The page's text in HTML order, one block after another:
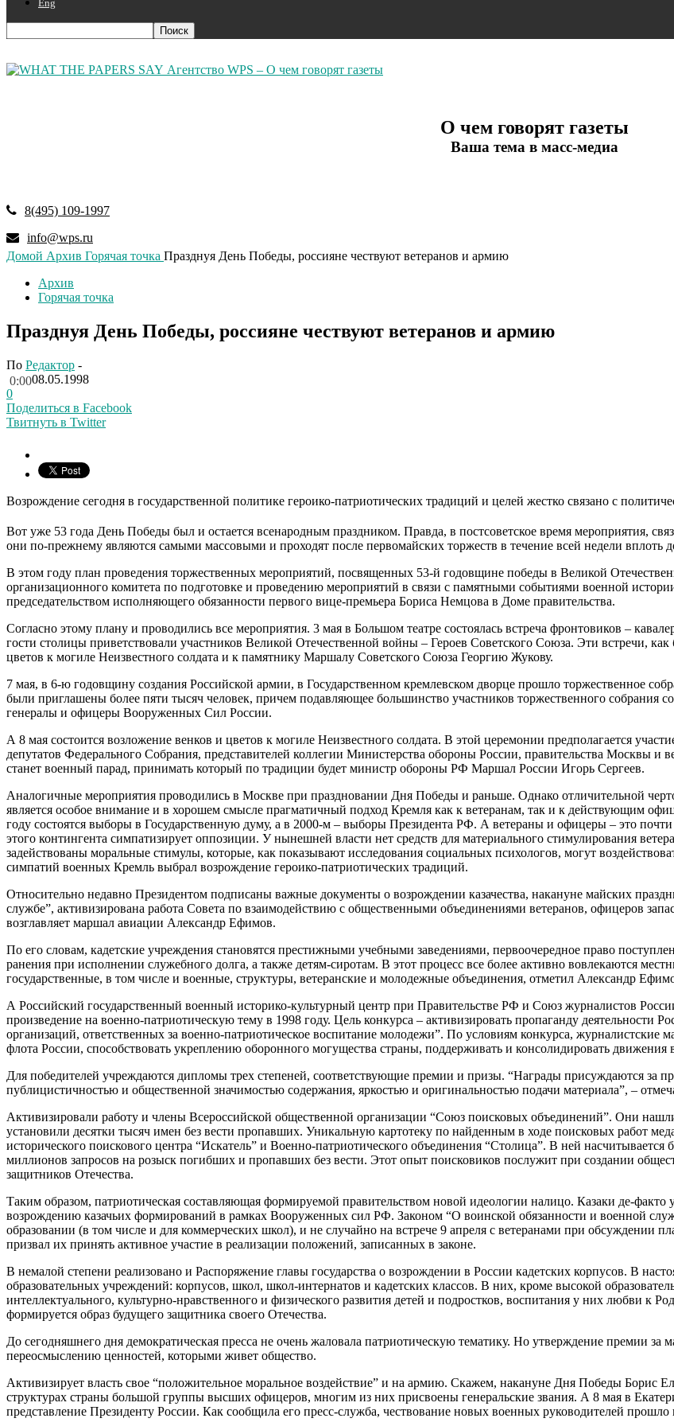
Eng
Агентство WPS – О чем говорят газеты
О чем говорят газеты
Ваша тема в масс-медиа
8(495) 109-1997
info@wps.ru
Домой Архив Горячая точка Празднуя День Победы, россияне чествуют ветеранов и армию
Архив
Горячая точка
Празднуя День Победы, россияне чествуют ветеранов и армию
По Редактор -
08.05.1998
0:00
0
Поделиться в Facebook
Твитнуть в Twitter
Возрождение сегодня в государственной политике героико-патриотических традиций и целей жестко связано с
Вот уже 53 года День Победы был и остается всенародным праздником. Правда, в постсоветское время мероприятия,
они по-прежнему являются самыми массовыми и проходят после первомайских торжеств в течение всей недели вплоть
В этом году план проведения торжественных мероприятий, посвященных 53-й годовщине победы в Великой
организационного комитета по подготовке и проведению мероприятий в связи с памятными событиями военной
председательством исполняющего обязанности первого вице-премьера Бориса Немцова в Доме правительства.
Согласно этому плану и проводились все мероприятия. 3 мая в Большом театре состоялась встреча фронтовиков –
гости столицы приветствовали участников Великой Отечественной войны – Героев Советского Союза. Эти встречи,
цветов к могиле Неизвестного солдата и к памятнику Маршалу Советского Союза Георгию Жукову.
7 мая, в 6-ю годовщину создания Российской армии, в Государственном кремлевском дворце прошло торжественное
были приглашены более пяти тысяч человек, причем подавляющее большинство участников торжественного собрания
генералы и офицеры Вооруженных Сил России.
А 8 мая состоится возложение венков и цветов к могиле Неизвестного солдата. В этой церемонии предполагается
депутатов Федерального Собрания, представителей коллегии Министерства обороны России, правительства Москвы
станет военный парад, принимать который по традиции будет министр обороны РФ Маршал России Игорь Сергеев.
Аналогичные мероприятия проводились в Москве при праздновании Дня Победы и раньше. Однако отличительной
является особое внимание и в хорошем смысле прагматичный подход Кремля как к ветеранам, так и к действующим
году состоятся выборы в Государственную думу, а в 2000-м – выборы Президента РФ. А ветераны и офицеры – это почти
этого контингента симпатизирует оппозиции. У нынешней власти нет средств для материального стимулирования
задействованы моральные стимулы, которые, как показывают исследования социальных психологов, могут
симпатий военных Кремль выбрал возрождение героико-патриотических традиций.
Относительно недавно Президентом подписаны важные документы о возрождении казачества, накануне майских
службе”, активизирована работа Совета по взаимодействию с общественными объединениями ветеранов, офицеров
возглавляет маршал авиации Александр Ефимов.
По его словам, кадетские учреждения становятся престижными учебными заведениями, первоочередное право
ранения при исполнении служебного долга, а также детям-сиротам. В этот процесс все более активно вовлекаются
государственные, в том числе и военные, структуры, ветеранские и молодежные объединения, отметил Александр
А Российский государственный военный историко-культурный центр при Правительстве РФ и Союз журналистов
произведение на военно-патриотическую тему в 1998 году. Цель конкурса – активизировать пропаганду деятельности
организаций, ответственных за военно-патриотическое воспитание молодежи”. По условиям конкурса,
флота России, способствовать укреплению оборонного могущества страны, поддерживать и консолидировать
Для победителей учреждаются дипломы трех степеней, соответствующие премии и призы. “Награды присуждаются за
публицистичностью и общественной значимостью содержания, яркостью и оригинальностью подачи материала”, –
Активизировали работу и члены Всероссийской общественной организации “Союз поисковых объединений”. Они
установили десятки тысяч имен без вести пропавших. Уникальную картотеку по найденным в ходе поисковых работ
исторического поискового центра “Искатель” и Военно-патриотического объединения “Столица”. В ней
миллионов запросов на розыск погибших и пропавших без вести. Этот опыт поисковиков послужит при создании
защитников Отечества.
Таким образом, патриотическая составляющая формируемой правительством новой идеологии налицо. Казаки де-факто
возрождению казачьих формирований в рамках Вооруженных сил РФ. Законом “О воинской обязанности и военной
образовании (в том числе и для коммерческих школ), и не случайно на встрече 9 апреля с ветеранами при обсуждении
призвал их принять активное участие в реализации положений, записанных в законе.
В немалой степени реализовано и Распоряжение главы государства о возрождении в России кадетских корпусов. В
образовательных учреждений: корпусов, школ, школ-интернатов и кадетских классов. В них, кроме высокой
интеллектуального, культурно-нравственного и физического развития детей и подростков, воспитания у них любви к
формируется образ будущего защитника своего Отечества.
До сегодняшнего дня демократическая пресса не очень жаловала патриотическую тематику. Но утверждение премии за
переосмыслению ценностей, которыми живет общество.
Активизирует власть свое “положительное моральное воздействие” и на армию. Скажем, накануне Дня Победы Борис
структурах страны большой группы высших офицеров, многим из них присвоены генеральские звания. А 8 мая в
представление Президенту России. Как сообщила его пресс-служба, чествование новых военных руководителей